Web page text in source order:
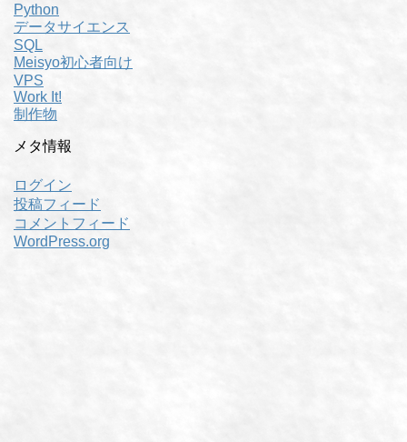
Python
データサイエンス
SQL
Meisyo初心者向け
VPS
Work It!
制作物
メタ情報
ログイン
投稿フィード
コメントフィード
WordPress.org